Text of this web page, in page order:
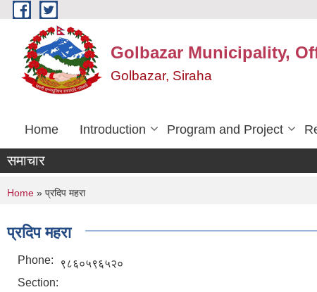
Skip to main content
Golbazar Municipality,
Golbazar, Siraha
Home Introduction Program and Project
समाचार
You are here
Home » प्रदिप महरा
प्रदिप महरा
Phone:
९८६०५९६५२०
Section: